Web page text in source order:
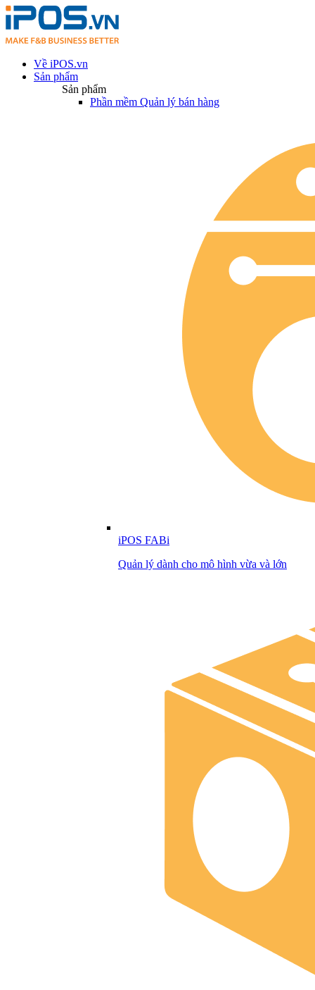
Về iPOS.vn
Sản phẩm
Sản phẩm
Phần mềm Quản lý bán hàng
iPOS FABi
Quản lý dành cho mô hình vừa và lớn